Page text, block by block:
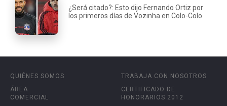
¿Será citado?: Esto dijo Fernando Ortiz por
los primeros días de Vozinha en Colo-Colo
QUIÉNES SOMOS
ÁREA
COMERCIAL
TRABAJA CON NOSOTROS
CERTIFICADO DE
HONORARIOS 2012